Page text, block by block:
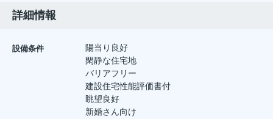
詳細情報
設備条件
陽当り良好
閑静な住宅地
バリアフリー
建設住宅性能評価書付
眺望良好
新婚さん向け